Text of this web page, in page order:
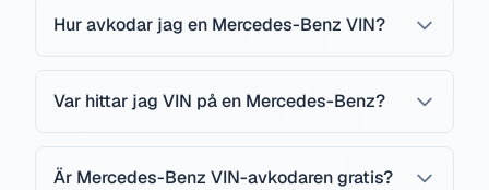
Hur avkodar jag en Mercedes-Benz VIN?
Var hittar jag VIN på en Mercedes-Benz?
Är Mercedes-Benz VIN-avkodaren gratis?